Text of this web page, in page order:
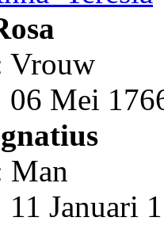
Vrouw
06 Mei
Man
11 Januari